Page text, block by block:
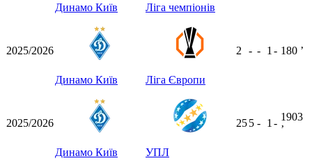
Динамо Київ Ліга чемпіонів
2025/2026
Динамо Київ Ліга Європи
2 - - 1 - 180 ʼ
2025/2026
Динамо Київ УПЛ
255 - 1 -
1903
ʼ